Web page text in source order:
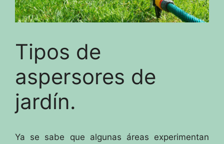
Tipos de
aspersores de
jardín.
Ya se sabe que algunas áreas experimentan